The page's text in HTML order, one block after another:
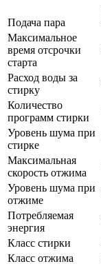
Подача пара
Максимальное
время отсрочки
старта
Расход воды за
стирку
Количество
программ стирки
Уровень шума при
стирке
Максимальная
скорость отжима
Уровень шума при
отжиме
Потребляемая
энергия
Класс стирки
Класс отжима